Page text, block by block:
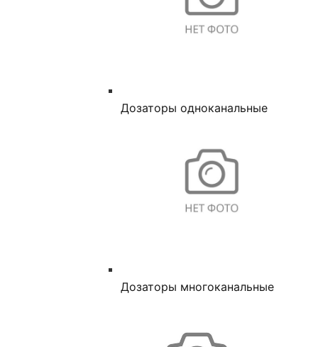
Дозаторы одноканальные
Дозаторы многоканальные